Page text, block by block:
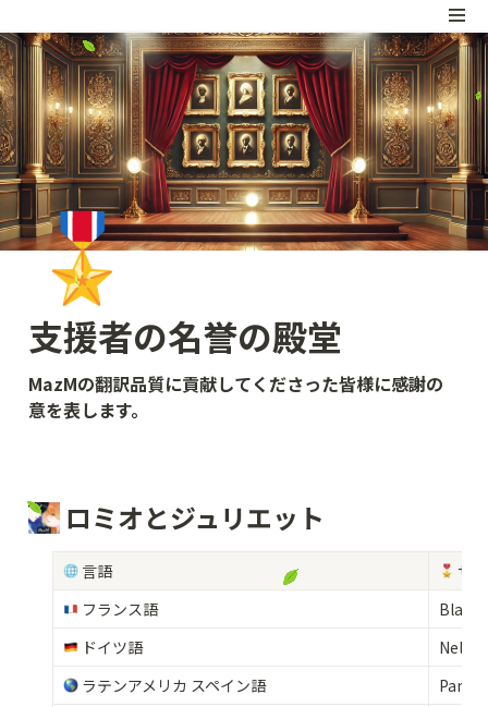
🎖️
支援者の名誉の殿堂
MazMの翻訳品質に貢献してくださった皆様に感謝の
意を表します。
ロミオとジュリエット
言語
サ
フランス語
ドイツ語
Nel
ラテンアメリカ スペイン語